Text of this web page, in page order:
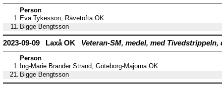
Person
1. Eva Tykesson, Rävetofta OK
11. Bigge Bengtsson
2023-09-09 Laxå OK Veteran-SM, medel, med Tivedstrippeln,
Person
1. Ing-Marie Brander Strand, Göteborg-Majorna OK
21. Bigge Bengtsson